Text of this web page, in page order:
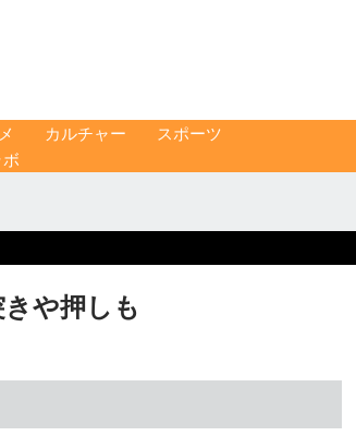
カルチャー
スポーツ
や押しも